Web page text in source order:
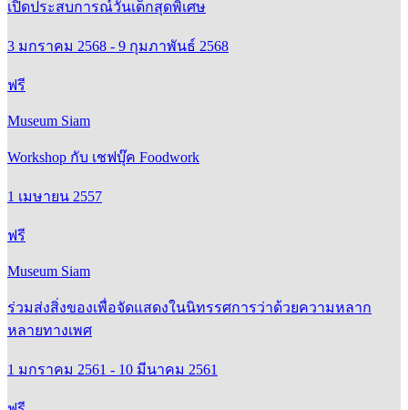
3 มกราคม 2568 - 9 กุมภาพันธ์ 2568
Museum Siam
Workshop กับ เชฟบุ๊ค Foodwork
Museum Siam
ร่วมส่งสิ่งของเพื่อจัดแสดงในนิทรรศการว่าด้วยความหลาก
หลายทางเพศ